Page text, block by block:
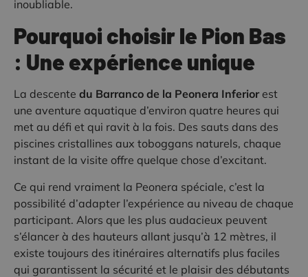
inoubliable.
Pourquoi choisir le Pion Bas
: Une expérience unique
La descente du Barranco de la Peonera Inferiorest
une aventure aquatique d’environ quatre heures qui
met au défi et qui ravit à la fois. Des sauts dans des
piscines cristallines aux toboggans naturels, chaque
instant de la visite offre quelque chose d’excitant.
Ce qui rend vraiment la Peonera spéciale, c’est la
possibilité d’adapter l’expérience au niveau de chaque
participant. Alors que les plus audacieux peuvent
s’élancer à des hauteurs allant jusqu’à 12 mètres, il
existe toujours des itinéraires alternatifs plus faciles
qui garantissent la sécurité et le plaisir des débutants